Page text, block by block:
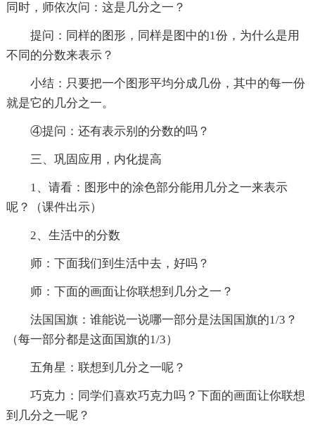
同时，师依次问：这是几分之一？
提问：同样的图形，同样是图中的1份，为什么是用
不同的分数来表示？
小结：只要把一个图形平均分成几份，其中的每一份
就是它的几分之一。
④提问：还有表示别的分数的吗？
三、巩固应用，内化提高
1、请看：图形中的涂色部分能用几分之一来表示
呢？（课件出示）
2、生活中的分数
师：下面我们到生活中去，好吗？
师：下面的画面让你联想到几分之一？
法国国旗：谁能说一说哪一部分是法国国旗的1/3？
（每一部分都是这面国旗的1/3）
五角星：联想到几分之一呢？
巧克力：同学们喜欢巧克力吗？下面的画面让你联想
到几分之一呢？